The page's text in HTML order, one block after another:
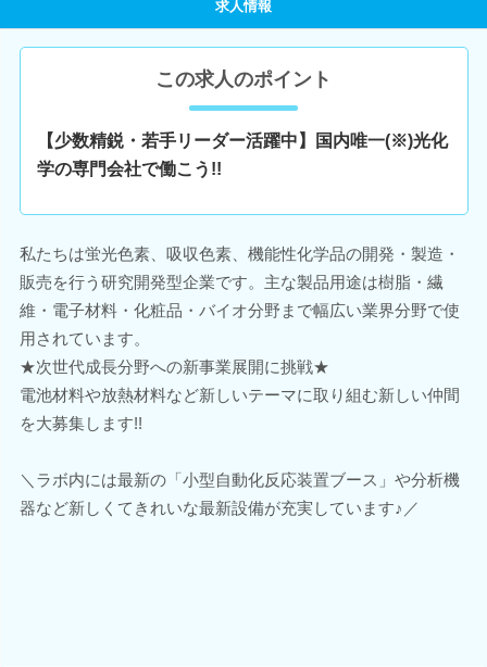
求人情報
この求人のポイント
【少数精鋭・若手リーダー活躍中】国内唯一(※)光化
学の専門会社で働こう!!
私たちは蛍光色素、吸収色素、機能性化学品の開発・製造・
販売を行う研究開発型企業です。主な製品用途は樹脂・繊
維・電子材料・化粧品・バイオ分野まで幅広い業界分野で使
用されています。
★次世代成長分野への新事業展開に挑戦★
電池材料や放熱材料など新しいテーマに取り組む新しい仲間
を大募集します!!
＼ラボ内には最新の「小型自動化反応装置ブース」や分析機
器など新しくてきれいな最新設備が充実しています♪／